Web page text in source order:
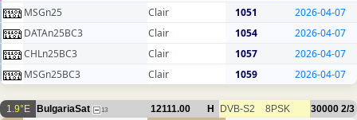
MSGn25 Clair 1051
2026-04-07
DATAn25BC3
Clair 1054
2026-04-07
CHLn25BC3
Clair 1057
2026-04-07
MSGn25BC3
Clair 1059 2026-04-07
1.9°E BulgariaSat 13 12111.00 H DVB-S2 8PSK 30000 2/3